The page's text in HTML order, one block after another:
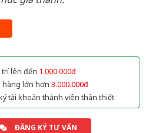
lên đến 1.000.000đ
hàng lớn hơn 3.000.000đ
tài khoản thành viên thân thiết
ĐĂNG KÝ TƯ VẤN